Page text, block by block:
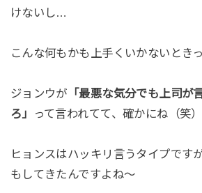
けないし…
こんな何もかも上手くいかないとき
ジョンウが 「最悪な気分でも上司が
ろ」
って言われてて、確かにね（笑）
ヒョンスはハッキリ言うタイプです
もしてきたんですよね～